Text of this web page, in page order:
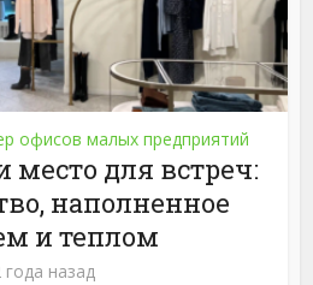
офисов малых предприятий
место для встреч:
наполненное
и теплом
года назад